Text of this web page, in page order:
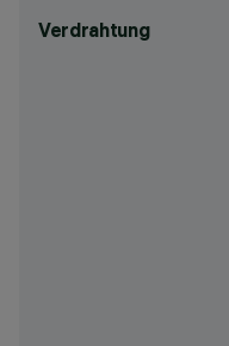
Verdrahtung